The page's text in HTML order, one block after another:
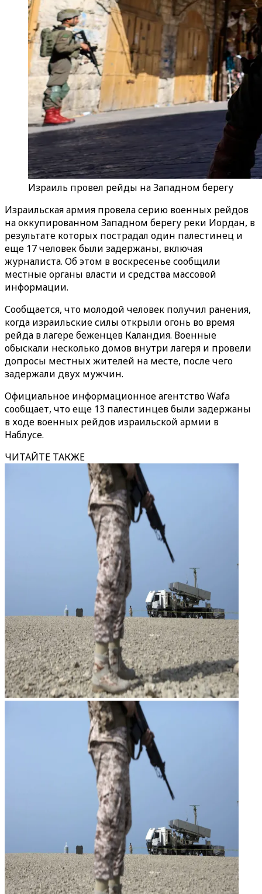
Израиль провел рейды на Западном берегу
Израильская армия провела серию военных рейдов
на оккупированном Западном берегу реки Иордан, в
результате которых пострадал один палестинец и
еще 17 человек были задержаны, включая
журналиста. Об этом в воскресенье сообщили
местные органы власти и средства массовой
информации.
Сообщается, что молодой человек получил ранения,
когда израильские силы открыли огонь во время
рейда в лагере беженцев Каландия. Военные
обыскали несколько домов внутри лагеря и провели
допросы местных жителей на месте, после чего
задержали двух мужчин.
Официальное информационное агентство Wafa
сообщает, что еще 13 палестинцев были задержаны
в ходе военных рейдов израильской армии в
Наблусе.
ЧИТАЙТЕ ТАКЖЕ